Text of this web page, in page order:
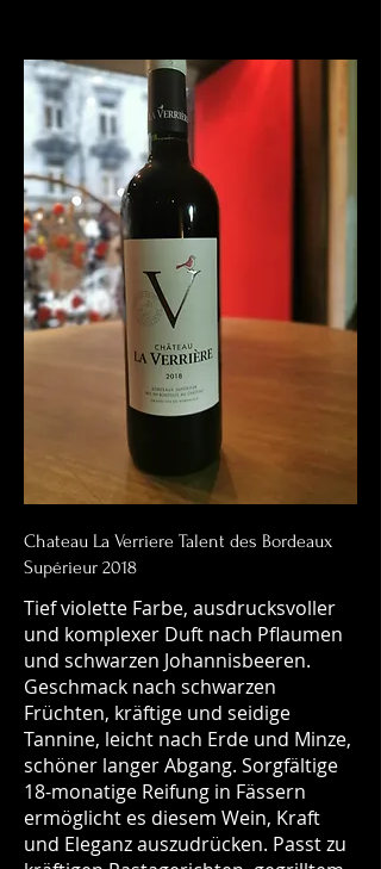
Chateau La Verriere Talent des Bordeaux
Supérieur 2018
Tief violette Farbe, ausdrucksvoller
und komplexer Duft nach Pflaumen
und schwarzen Johannisbeeren.
Geschmack nach schwarzen
Früchten, kräftige und seidige
Tannine, leicht nach Erde und Minze,
schöner langer Abgang. Sorgfältige
18-monatige Reifung in Fässern
ermöglicht es diesem Wein, Kraft
und Eleganz auszudrücken. Passt zu